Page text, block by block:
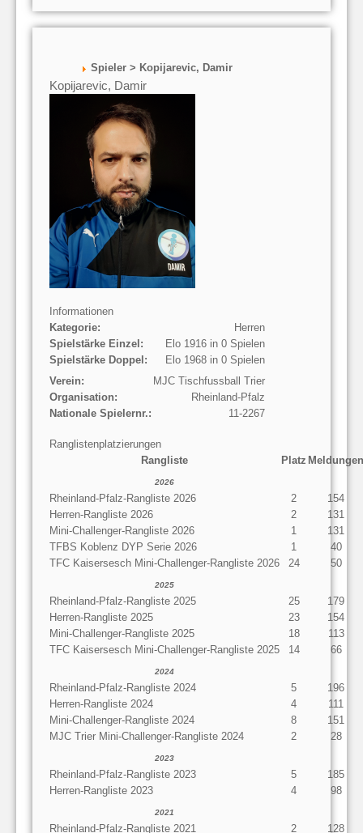
Spieler > Kopijarevic, Damir
Kopijarevic, Damir
Informationen
Kategorie:
Herren
Spielstärke Einzel:
Elo 1916 in 0 Spielen
Spielstärke Doppel:
Elo 1968 in 0 Spielen
Verein:
MJC Tischfussball Trier
Organisation:
Rheinland-Pfalz
Nationale Spielernr.:
11-2267
Ranglistenplatzierungen
Rangliste
Platz Meldungen
2026
Rheinland-Pfalz-Rangliste 2026 2
154
Herren-Rangliste 2026
2
131
Mini-Challenger-Rangliste 2026
1
131
TFBS Koblenz DYP Serie 2026
1
40
TFC Kaisersesch Mini-Challenger-Rangliste 2026
24 50
2025
Rheinland-Pfalz-Rangliste 2025 25
179
Herren-Rangliste 2025
23
154
Mini-Challenger-Rangliste 2025
18
113
TFC Kaisersesch Mini-Challenger-Rangliste 2025
14 66
2024
Rheinland-Pfalz-Rangliste 2024 5
196
Herren-Rangliste 2024
4
111
Mini-Challenger-Rangliste 2024
8
151
MJC Trier Mini-Challenger-Rangliste 2024
2 28
2023
Rheinland-Pfalz-Rangliste 2023 5
185
Herren-Rangliste 2023
4 98
2021
Rheinland-Pfalz-Rangliste 2021 2 128